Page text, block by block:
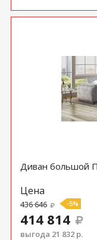
Диван большой
Цена
436 646 -5%
414 814
выгода 21 832 р.